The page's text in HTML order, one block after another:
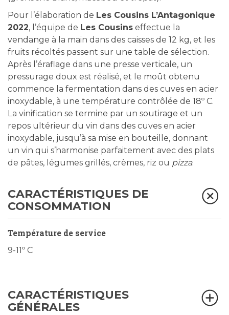
Pour l’élaboration de Les Cousins L’Antagonique
2022, l’équipe de Les Cousins effectue la
vendange à la main dans des caisses de 12 kg, et les
fruits récoltés passent sur une table de sélection.
Après l’éraflage dans une presse verticale, un
pressurage doux est réalisé, et le moût obtenu
commence la fermentation dans des cuves en acier
inoxydable, à une température contrôlée de 18º C.
La vinification se termine par un soutirage et un
repos ultérieur du vin dans des cuves en acier
inoxydable, jusqu’à sa mise en bouteille, donnant
un vin qui s’harmonise parfaitement avec des plats
de pâtes, légumes grillés, crèmes, riz ou pizza.
CARACTÉRISTIQUES DE
CONSOMMATION
Température de service
9-11º C
CARACTÉRISTIQUES
GÉNÉRALES